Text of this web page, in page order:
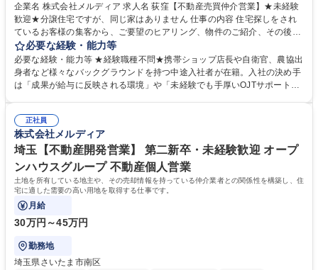
企業名 株式会社メルディア 求人名 荻窪【不動産売買仲介営業】★未経験
歓迎★分譲住宅ですが、同じ家はありません 仕事の内容 住宅探しをされ
ているお客様の集客から、ご要望のヒアリング、物件のご紹介、その後の
お引渡しに至るまでの全てのシーンにおいて常にお客様に寄り添い、最適
なサービスを提供していきます。価格×デザイン×立地 どれも妥協しない
家をご紹介していただきます。 【具体的には】■集客のための広告マーケ
ティング戦略 ■お客様のご要望のヒアリング、ニーズの把握 ■物件のご提
迎★分譲住宅ですが、同じ家はありません
必要な経験・能力等
必要な経験・能力等 ★経験職種不問★携帯ショップ店長や自衛官、農協出
身者など様々なバックグラウンドを持つ中途入社者が在籍。入社の決め手
は「成果が給与に反映される環境」や「未経験でも手厚いOJTサポート」
ながら1からコンセプトを考え、家づくりを進めていきます。各職種のプ
ロがそれぞれの目線から意見をぶつけ合うことで、それぞれの業種の経験
だけでは身につかない、幅広い知識とスキルを身につけることができま
す。 学歴・資格 学歴：大学院 大学 高専 短大 専修学校 高校 語学力： 資
格：第一種運転免許普通自動車
正社員
株式会社メルディア
埼玉【不動産開発営業】 第二新卒・未経験歓迎 オープ
ンハウスグループ 不動産個人営業
土地を所有している地主や、その売却情報を持っている仲介業者との関係性を構築し、住
宅に適した需要の高い用地を取得する仕事です。
月給
30万円～45万円
勤務地
埼玉県さいたま市南区